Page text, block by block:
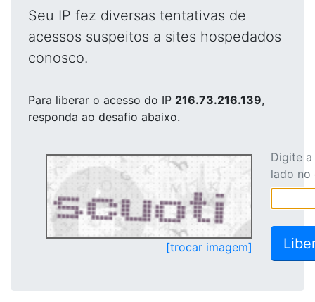
Seu IP fez diversas tentativas de
acessos suspeitos a sites hospedados
conosco.
Para liberar o acesso do IP 216.73.216.139,
responda ao desafio abaixo.
[trocar imagem]
Digite
lado no